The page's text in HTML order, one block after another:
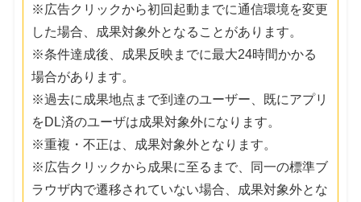
※広告クリックから初回起動までに通信環境を変更
した場合、成果対象外となることがあります。
※条件達成後、成果反映までに最大24時間かかる
場合があります。
※過去に成果地点まで到達のユーザー、既にアプリ
をDL済のユーザは成果対象外になります。
※重複・不正は、成果対象外となります。
※広告クリックから成果に至るまで、同一の標準ブ
ラウザ内で遷移されていない場合、成果対象外とな